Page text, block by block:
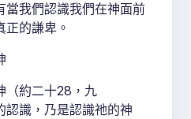
當我們認識我們在神面前
的謙卑。
（約二十28，九
識，乃是認識祂的神